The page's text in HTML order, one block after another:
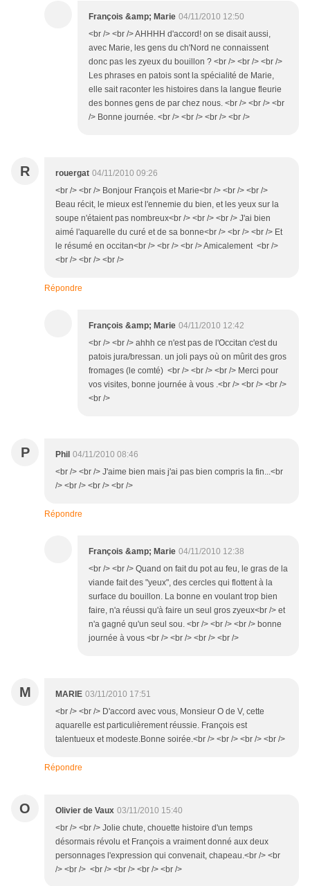
François &amp; Marie 04/11/2010 12:50
<br /> <br /> AHHHH d'accord! on se disait aussi,
avec Marie, les gens du ch'Nord ne connaissent
donc pas les zyeux du bouillon ? <br /> <br /> <br />
Les phrases en patois sont la spécialité de Marie,
elle sait raconter les histoires dans la langue fleurie
des bonnes gens de par chez nous. <br /> <br /> <br
/> Bonne journée. <br /> <br /> <br /> <br />
R rouergat 04/11/2010 09:26
<br /> <br /> Bonjour François et Marie<br /> <br /> <br />
Beau récit, le mieux est l'ennemie du bien, et les yeux sur la
soupe n'étaient pas nombreux<br /> <br /> <br /> J'ai bien
aimé l'aquarelle du curé et de sa bonne<br /> <br /> <br /> Et
le résumé en occitan<br /> <br /> <br /> Amicalement <br />
<br /> <br /> <br />
Répondre
François &amp; Marie 04/11/2010 12:42
<br /> <br /> ahhh ce n'est pas de l'Occitan c'est du
patois jura/bressan. un joli pays où on mûrit des gros
fromages (le comté) <br /> <br /> <br /> Merci pour
vos visites, bonne journée à vous .<br /> <br /> <br />
<br />
P Phil 04/11/2010 08:46
<br /> <br /> J'aime bien mais j'ai pas bien compris la fin...<br
/> <br /> <br /> <br />
Répondre
François &amp; Marie 04/11/2010 12:38
<br /> <br /> Quand on fait du pot au feu, le gras de la
viande fait des "yeux", des cercles qui flottent à la
surface du bouillon. La bonne en voulant trop bien
faire, n'a réussi qu'à faire un seul gros zyeux<br /> et
n'a gagné qu'un seul sou. <br /> <br /> <br /> bonne
journée à vous <br /> <br /> <br /> <br />
M MARIE 03/11/2010 17:51
<br /> <br /> D'accord avec vous, Monsieur O de V, cette
aquarelle est particulièrement réussie. François est
talentueux et modeste.Bonne soirée.<br /> <br /> <br /> <br />
Répondre
O Olivier de Vaux 03/11/2010 15:40
<br /> <br /> Jolie chute, chouette histoire d'un temps
désormais révolu et François a vraiment donné aux deux
personnages l'expression qui convenait, chapeau.<br /> <br
/> <br /> <br /> <br /> <br /> <br />